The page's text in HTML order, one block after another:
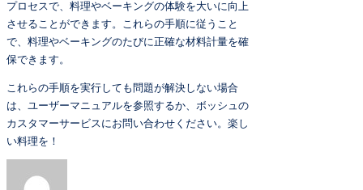
プロセスで、料理やベーキングの体験を大いに向上
させることができます。これらの手順に従うこと
で、料理やベーキングのたびに正確な材料計量を確
保できます。
これらの手順を実行しても問題が解決しない場合
は、ユーザーマニュアルを参照するか、ボッシュの
カスタマーサービスにお問い合わせください。楽し
い料理を！